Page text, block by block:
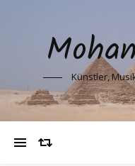
Künstler,